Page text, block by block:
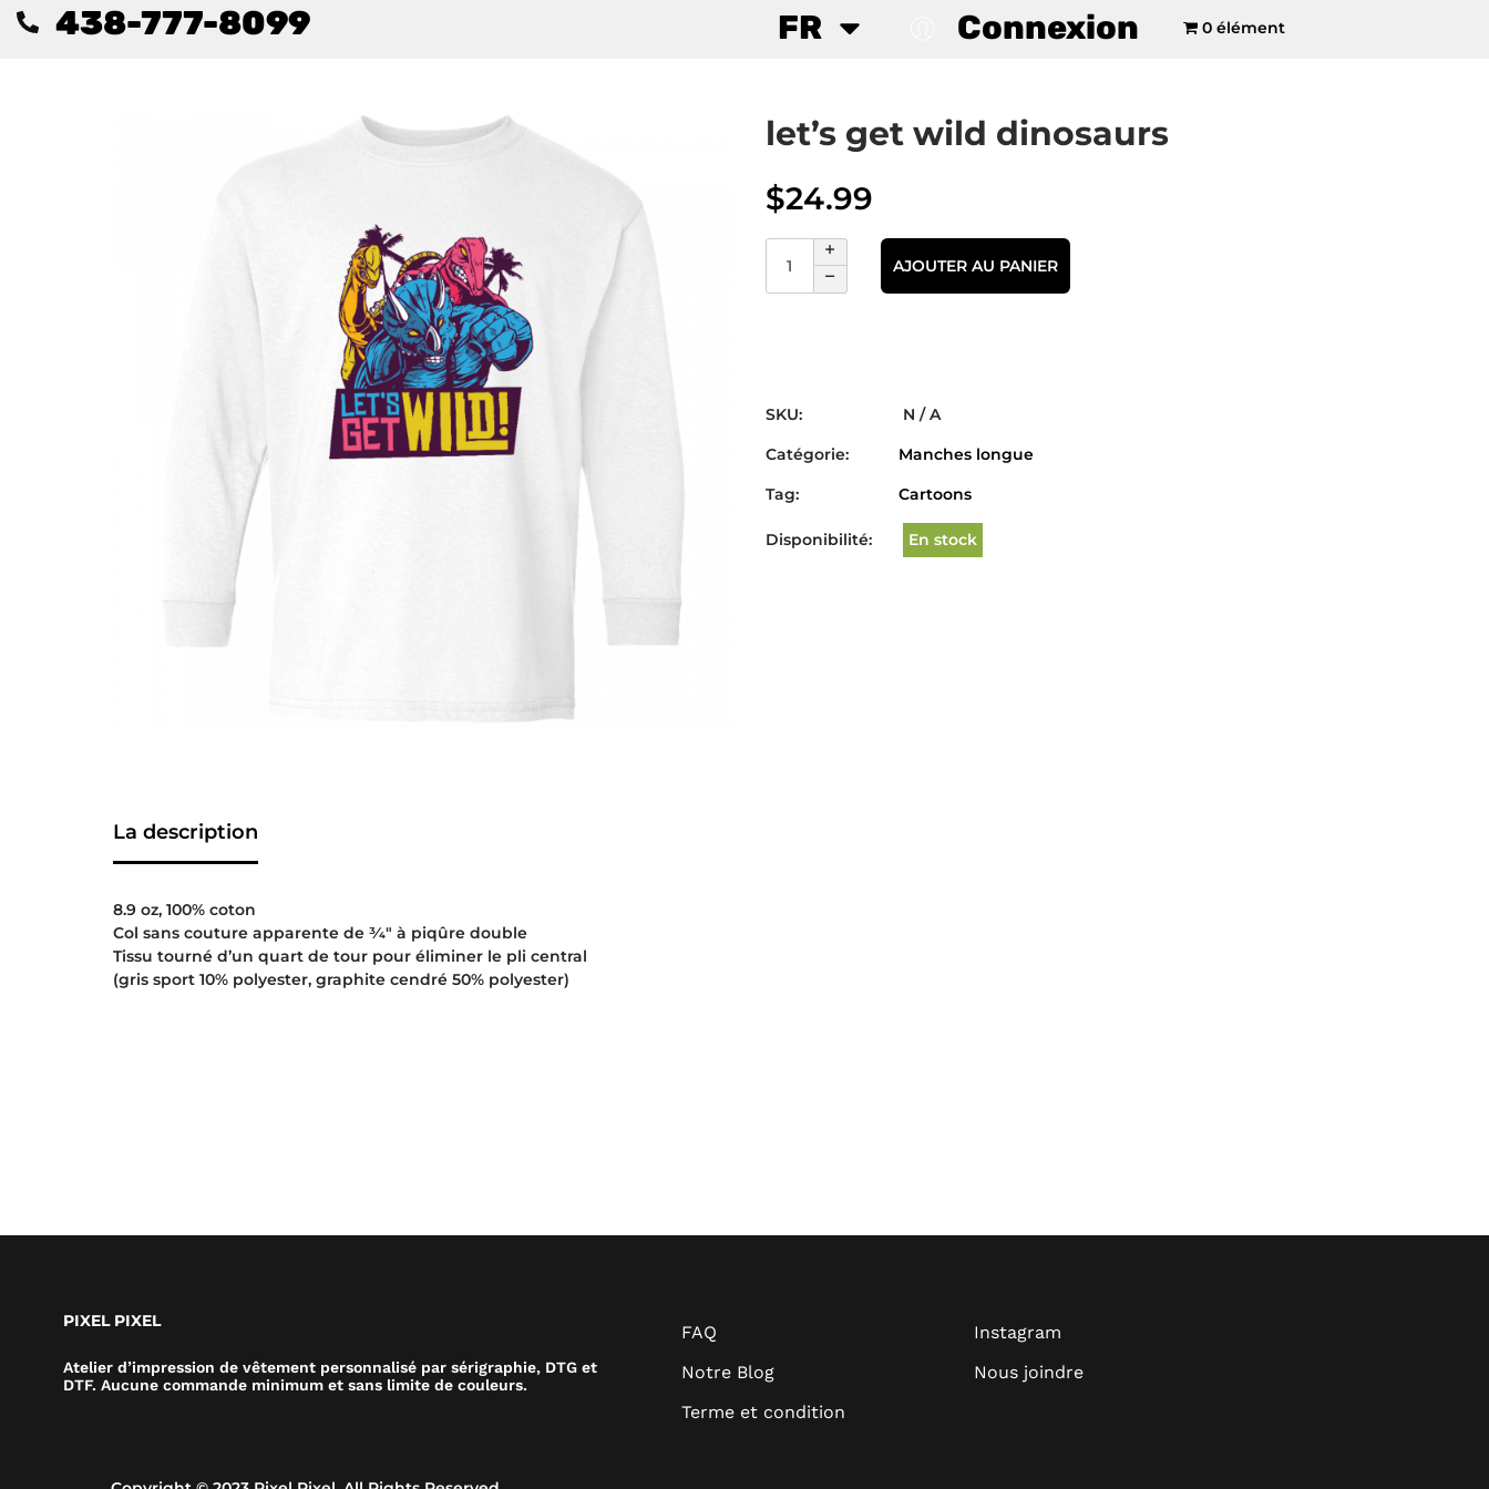
438-777-8099 FR Connexion 0 élément
let’s get wild dinosaurs
$24.99
AJOUTER AU PANIER
SKU:
N / A
Catégorie:
Manches longue
Tag:
Cartoons
Disponibilité: En stock
La description
8.9 oz, 100% coton
Col sans couture apparente de 3⁄4″ à piqûre double
Tissu tourné d’un quart de tour pour éliminer le pli central
(gris sport 10% polyester, graphite cendré 50% polyester)
PIXEL PIXEL
Atelier d’impression de vêtement personnalisé par sérigraphie, DTG et
DTF. Aucune commande minimum et sans limite de couleurs.
FAQ
Notre Blog
Terme et condition
Instagram
Nous joindre